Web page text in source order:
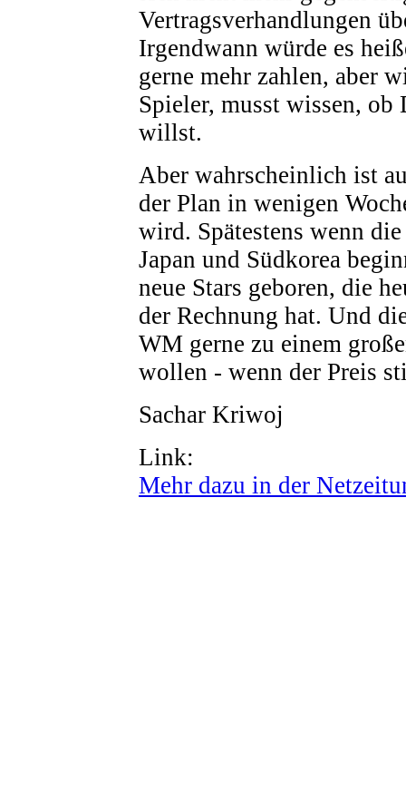
Vertragsverhandlungen
Irgendwann würde es
gerne mehr zahlen, aber
Spieler, musst wissen, ob
willst.
Aber wahrscheinlich ist
der Plan in wenigen
wird. Spätestens wenn
Japan und Südkorea
neue Stars geboren, die
der Rechnung hat. Und
WM gerne zu einem
wollen - wenn der Preis
Sachar Kriwoj
Link:
Mehr dazu in der